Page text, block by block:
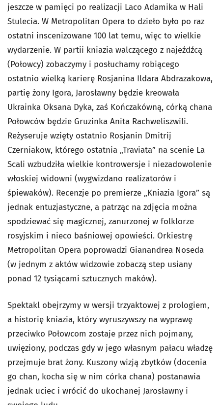
jeszcze w pamięci po realizacji Laco Adamika w Hali
Stulecia. W Metropolitan Opera to dzieło było po raz
ostatni inscenizowane 100 lat temu, więc to wielkie
wydarzenie. W partii kniazia walczącego z najeźdźcą
(Połowcy) zobaczymy i posłuchamy robiącego
ostatnio wielką karierę Rosjanina Ildara Abdrazakowa,
partię żony Igora, Jarosławny będzie kreowała
Ukrainka Oksana Dyka, zaś Kończakówną, córką chana
Połowców będzie Gruzinka Anita Rachweliszwili.
Reżyseruje wzięty ostatnio Rosjanin Dmitrij
Czerniakow, którego ostatnia „Traviata” na scenie La
Scali wzbudziła wielkie kontrowersje i niezadowolenie
włoskiej widowni (wygwizdano realizatorów i
śpiewaków). Recenzje po premierze „Kniazia Igora” są
jednak entuzjastyczne, a patrząc na zdjęcia można
spodziewać się magicznej, zanurzonej w folklorze
rosyjskim i nieco baśniowej opowieści. Orkiestrę
Metropolitan Opera poprowadzi Gianandrea Noseda
(w jednym z aktów widzowie zobaczą step usiany
ponad 12 tysiącami sztucznych maków).
Spektakl obejrzymy w wersji trzyaktowej z prologiem,
a historię kniazia, który wyruszywszy na wyprawę
przeciwko Połowcom zostaje przez nich pojmany,
uwięziony, podczas gdy w jego własnym pałacu władzę
przejmuje brat żony. Kuszony wizją zbytków (docenia
go chan, kocha się w nim córka chana) postanawia
jednak uciec i wrócić do ukochanej Jarosławny i